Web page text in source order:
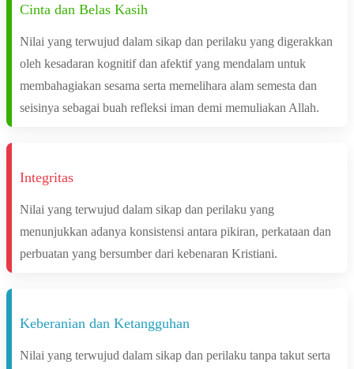
Cinta dan Belas Kasih
Nilai yang terwujud dalam sikap dan perilaku yang digerakkan
oleh kesadaran kognitif dan afektif yang mendalam untuk
membahagiakan sesama serta memelihara alam semesta dan
seisinya sebagai buah refleksi iman demi memuliakan Allah.
Integritas
Nilai yang terwujud dalam sikap dan perilaku yang
menunjukkan adanya konsistensi antara pikiran, perkataan dan
perbuatan yang bersumber dari kebenaran Kristiani.
Keberanian dan Ketangguhan
Nilai yang terwujud dalam sikap dan perilaku tanpa takut serta